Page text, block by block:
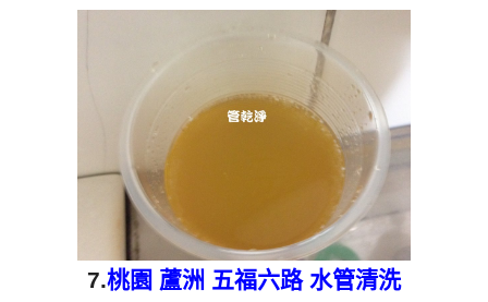
水無法正常通過，本公司架起 水管清洗機 ，開始 洗
水管 ，水龍頭噴出很髒的鏽水，如下圖及影片，劉
先生 都嚇了一跳， 水管清洗 約兩小時後，出水沒有
異物也不沒顏色了， 劉先生能正常洗澡了。 清洗水
管, 水管清洗, 洗水管, 熱水管堵塞, 熱水忽冷忽熱, 洗
管路, 清管路 ...
7.桃園 蘆洲 五福六路 水管清洗